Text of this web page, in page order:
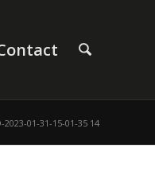
2023-01-31-15-01-35 14